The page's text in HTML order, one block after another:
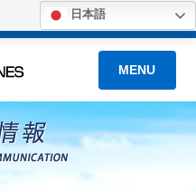
日本語
MENU